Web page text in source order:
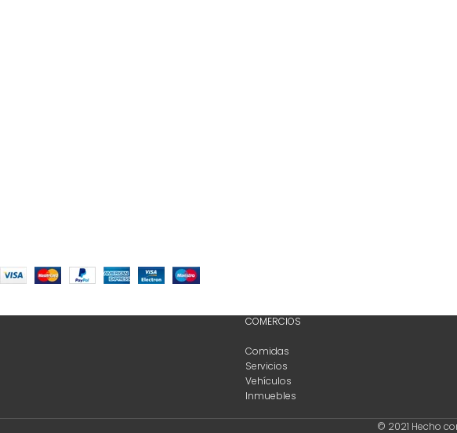
COMERCIOS
Comidas
Servicios
Vehículos
Inmuebles
© 2021 Hecho